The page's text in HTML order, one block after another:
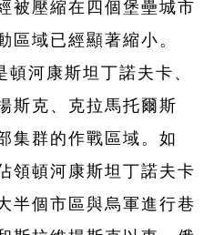
被壓縮在四個堡壘城市
區域已經顯著縮小。
河康斯坦丁諾夫卡、
斯克、克拉馬托爾斯
集群的作戰區域。如
領頓河康斯坦丁諾夫卡
半個市區與烏軍進行巷